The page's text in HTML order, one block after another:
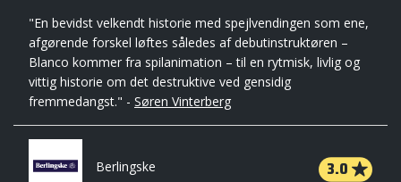
"En bevidst velkendt historie med spejlvendingen som ene,
afgørende forskel løftes således af debutinstruktøren –
Blanco kommer fra spilanimation – til en rytmisk, livlig og
vittig historie om det destruktive ved gensidig
fremmedangst." - Søren Vinterberg
Berlingske 3.0